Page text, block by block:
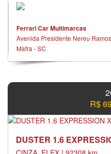
Ferrari Car Multimarcas
Avenida Presidente Nereu
Mafra - SC
R$
DUSTER 1.6